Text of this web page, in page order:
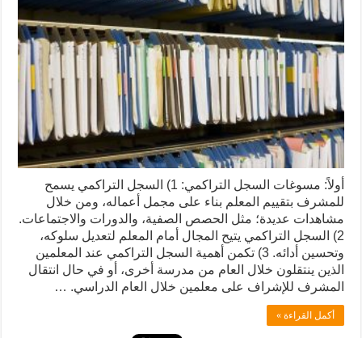
أولاً: مسوغات السجل التراكمي: 1) السجل التراكمي يسمح
للمشرف بتقييم المعلم بناء على مجمل أعماله، ومن خلال
مشاهدات عديدة؛ مثل الحصص الصفية، والدورات والاجتماعات.
2) السجل التراكمي يتيح المجال أمام المعلم لتعديل سلوكه،
وتحسين أدائه. 3) تكمن أهمية السجل التراكمي عند المعلمين
الذين ينتقلون خلال العام من مدرسة أخرى، أو في حال انتقال
المشرف للإشراف على معلمين خلال العام الدراسي. …
أكمل القراءة »